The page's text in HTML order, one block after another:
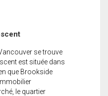
se trouve
est située dans
que Brookside
le quartier